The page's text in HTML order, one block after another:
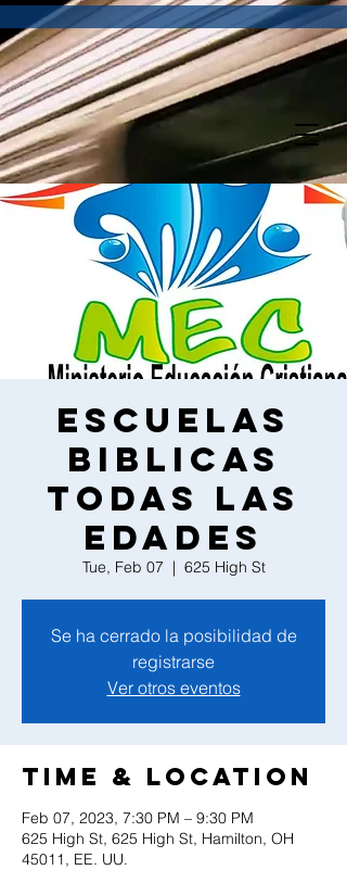
Escuelas
Biblicas
todas las
edades
Tue, Feb 07
  |
625 High St
Se ha cerrado la posibilidad de
registrarse
Ver otros eventos
Time & Location
Feb 07, 2023, 7:30 PM – 9:30 PM
625 High St, 625 High St, Hamilton, OH
45011, EE. UU.